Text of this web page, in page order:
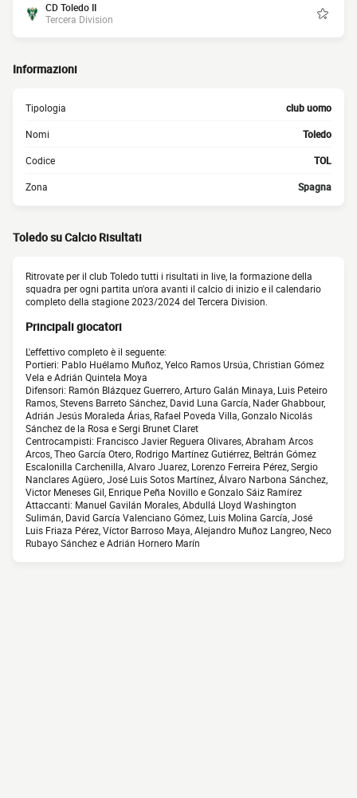
CD Toledo II
Tercera Division
Informazioni
Tipologia club uomo
Nomi Toledo
Codice TOL
Zona Spagna
Toledo su Calcio Risultati
Ritrovate per il club Toledo tutti i risultati in live, la formazione della
squadra per ogni partita un'ora avanti il calcio di inizio e il calendario
completo della stagione 2023/2024 del Tercera Division.
Principali giocatori
L'effettivo completo è il seguente:
Portieri: Pablo Huélamo Muñoz, Yelco Ramos Ursúa, Christian Gómez
Vela e Adrián Quintela Moya
Difensori: Ramón Blázquez Guerrero, Arturo Galán Minaya, Luis Peteiro
Ramos, Stevens Barreto Sánchez, David Luna García, Nader Ghabbour,
Adrián Jesús Moraleda Árias, Rafael Poveda Villa, Gonzalo Nicolás
Sánchez de la Rosa e Sergi Brunet Claret
Centrocampisti: Francisco Javier Reguera Olivares, Abraham Arcos
Arcos, Theo García Otero, Rodrigo Martínez Gutiérrez, Beltrán Gómez
Escalonilla Carchenilla, Alvaro Juarez, Lorenzo Ferreira Pérez, Sergio
Nanclares Agüero, José Luis Sotos Martínez, Álvaro Narbona Sánchez,
Victor Meneses Gil, Enrique Peña Novillo e Gonzalo Sáiz Ramírez
Attaccanti: Manuel Gavilán Morales, Abdullá Lloyd Washington
Sulimán, David García Valenciano Gómez, Luis Molina García, José
Luis Friaza Pérez, Víctor Barroso Maya, Alejandro Muñoz Langreo, Neco
Rubayo Sánchez e Adrián Hornero Marín